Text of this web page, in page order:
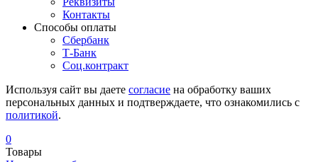
Контакты
Cпособы оплаты
Сбербанк
Т-Банк
Соц.контракт
Используя сайт вы даете согласие на обработку ваших
персональных данных и подтверждаете, что ознакомились с
политикой.
0
Товары